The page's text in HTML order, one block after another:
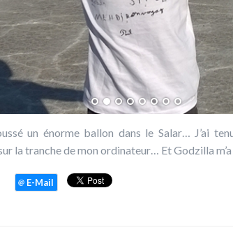
un énorme ballon dans le Salar… J’ai
la tranche de mon ordinateur… Et Godzilla